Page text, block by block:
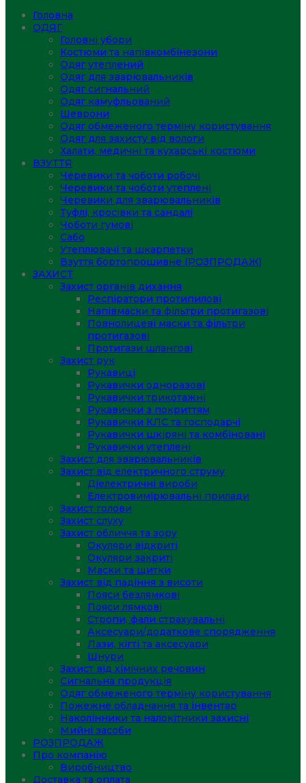
Головна
ОДЯГ
Головні убори
Костюми та напівкомбінезони
Одяг утеплений
Одяг для зварювальників
Одяг сигнальний
Одяг камуфльований
Шеврони
Одяг обмеженого терміну користування
Одяг для захисту від вологи
Халати, медичні та кухарські костюми
ВЗУТТЯ
Черевики та чоботи робочі
Черевики та чоботи утеплені
Черевики для зварювальників
Туфлі, кросівки та сандалі
Чоботи гумові
Сабо
Утеплювачі та шкарпетки
Взуття бортопрошивне (РОЗПРОДАЖ)
ЗАХИСТ
Захист органів дихання
Респіратори протипилові
Напівмаски та фільтри протигазові
Повнолицеві маски та фільтри
протигазові
Протигази шлангові
Захист рук
Рукавиці
Рукавички одноразові
Рукавички трикотажні
Рукавички з покриттям
Рукавички КЛС та господарчі
Рукавички шкіряні та комбіновані
Рукавички утеплені
Захист для зварювальників
Захист від електричного струму
Діелектричні вироби
Електровимірювальні прилади
Захист голови
Захист слуху
Захист обличчя та зору
Окуляри відкриті
Окуляри закриті
Маски та щитки
Захист від падіння з висоти
Пояси безлямкові
Пояси лямкові
Стропи, фали страхувальні
Аксесуари/додаткове спорядження
Лази, кігті та аксесуари
Шнури
Захист від хімічних речовин
Сигнальна продукція
Одяг обмеженого терміну користування
Пожежне обладнання та інвентар
Наколінники та налокітники захисні
Мийні засоби
РОЗПРОДАЖ
Про компанію
Виробництво
Доставка та оплата